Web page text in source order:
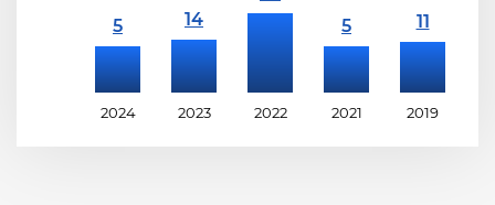
2024 2023 2022 2021 2019